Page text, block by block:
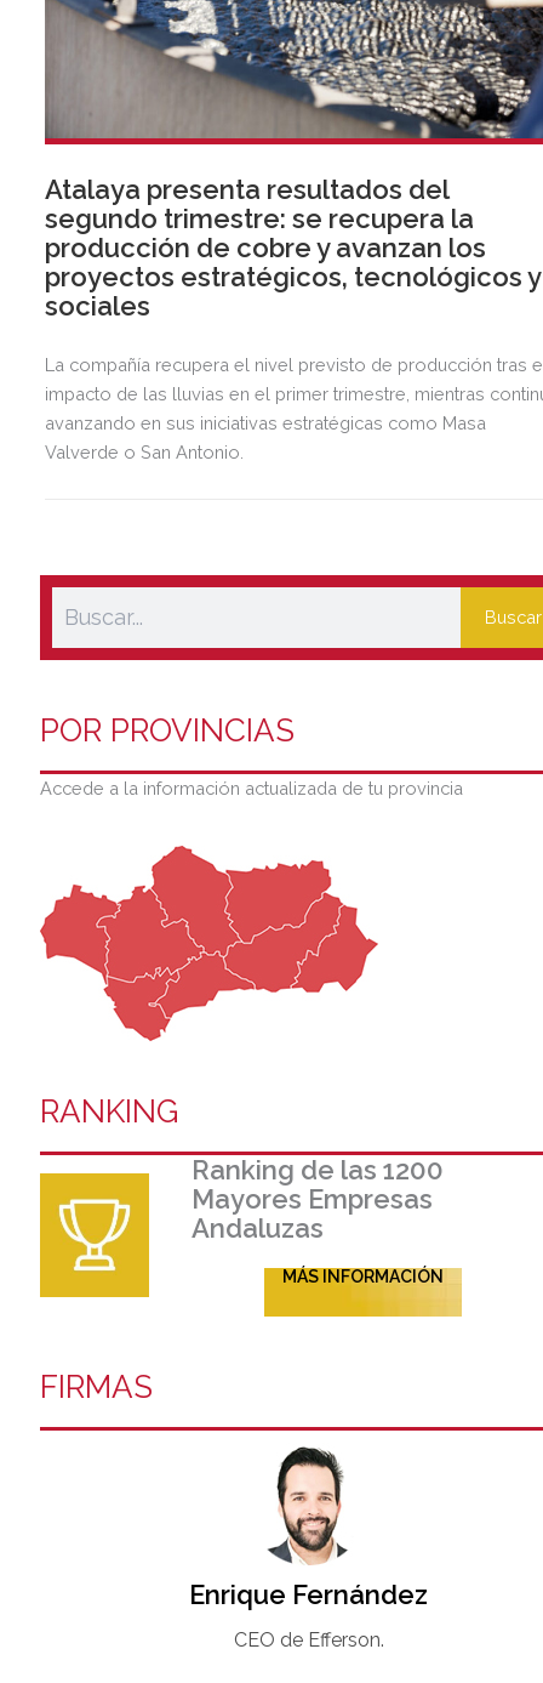
Atalaya presenta resultados del
segundo trimestre: se recupera la
producción de cobre y avanzan los
proyectos estratégicos, tecnológicos y
sociales
La compañía recupera el nivel previsto de producción tras
impacto de las lluvias en el primer trimestre, mientras
avanzando en sus iniciativas estratégicas como Masa
Valverde o San Antonio.
Buscar
POR PROVINCIAS
Accede a la información actualizada de tu provincia
RANKING
Ranking de las 1200
Mayores Empresas
Andaluzas
MÁS INFORMACIÓN
FIRMAS
Enrique Fernández
CEO de Efferson.